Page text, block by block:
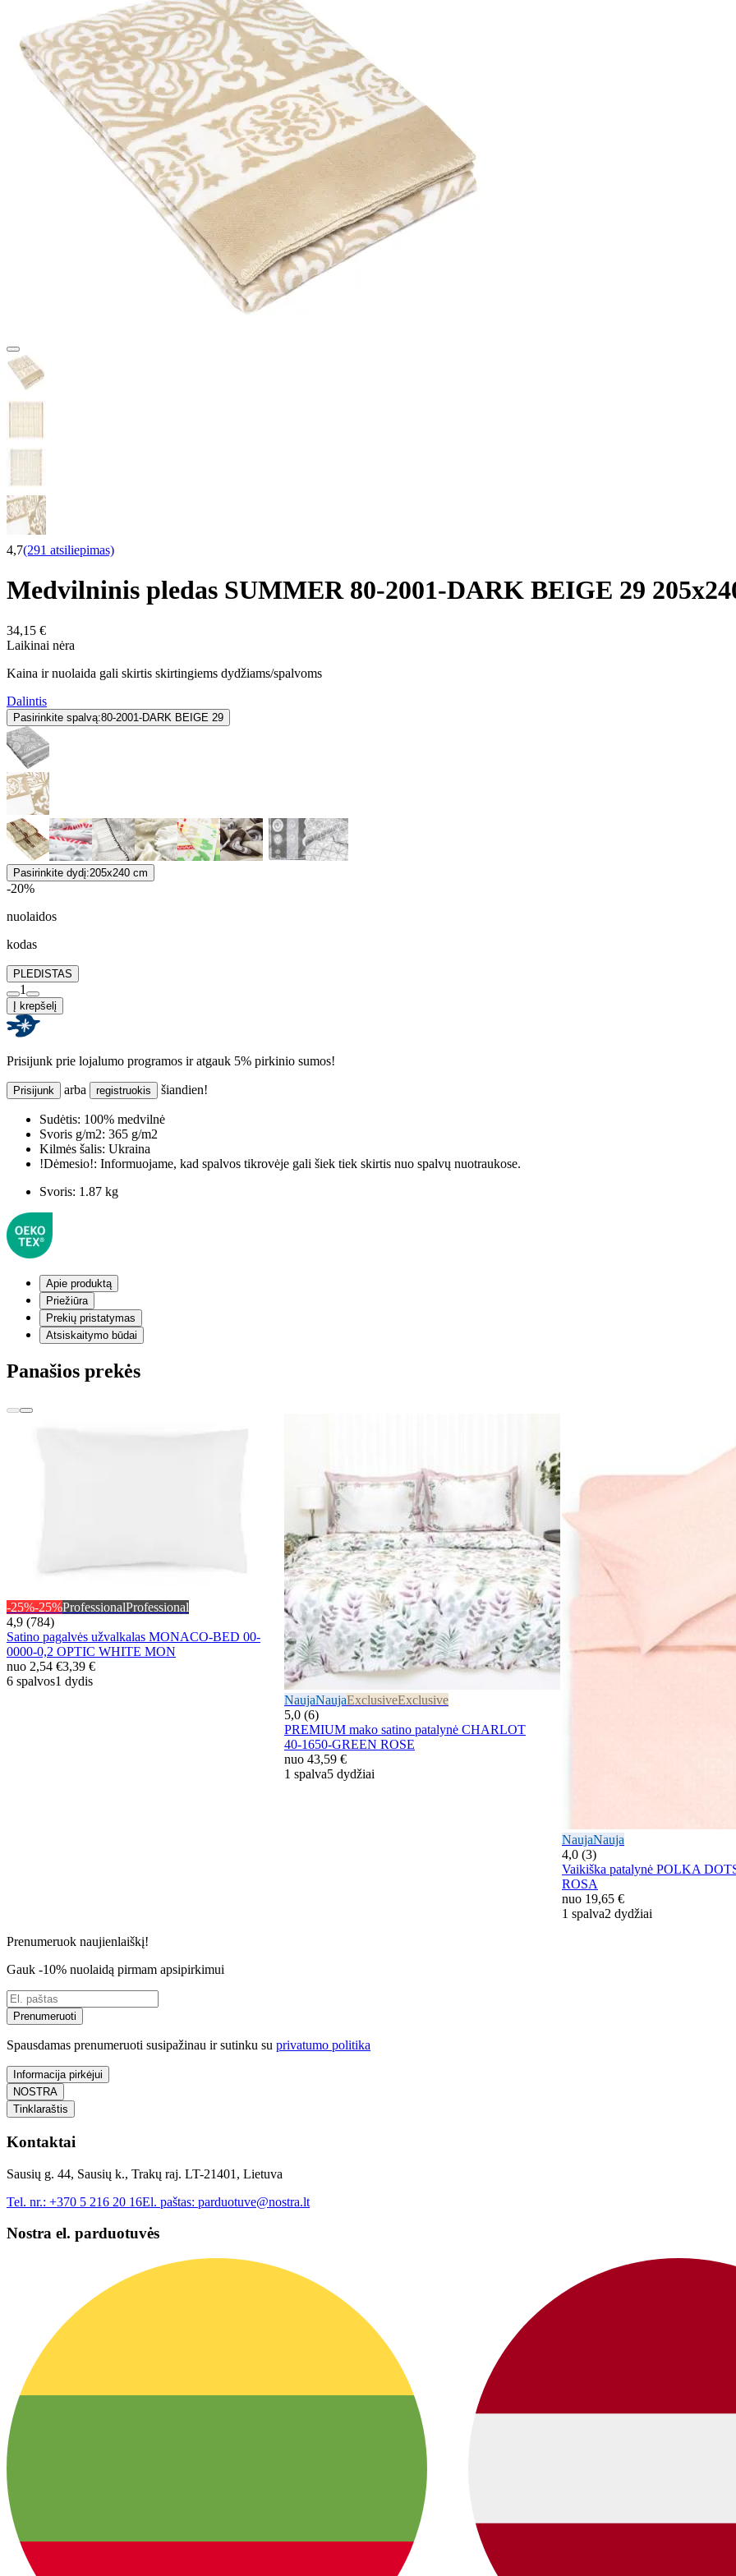
4,7(291 atsiliepimas)
Medvilninis pledas SUMMER 80-2001-DARK BEIGE 29
34,15 €
Laikinai nėra
Kaina ir nuolaida gali skirtis skirtingiems dydžiams/spalvoms
Dalintis
Pasirinkite spalvą:80-2001-DARK BEIGE 29
Pasirinkite dydį:205x240 cm
-20%
nuolaidos
kodas
PLEDISTAS
1
Į krepšelį
Prisijunk prie lojalumo programos ir atgauk 5% pirkinio sumos!
Prisijunk arba registruokis šiandien!
Sudėtis: 100% medvilnė
Svoris g/m2: 365 g/m2
Kilmės šalis: Ukraina
!Dėmesio!: Informuojame, kad spalvos tikrovėje gali šiek tiek skirtis nuo spalvų nuotraukose.
Svoris: 1.87 kg
Apie produktą
Priežiūra
Prekių pristatymas
Atsiskaitymo būdai
Panašios prekės
-25%-25%ProfessionalProfessional
4,9 (784)
Satino pagalvės užvalkalas MONACO-BED 00-
0000-0,2 OPTIC WHITE MON
nuo 2,54 €3,39 €
6 spalvos1 dydis
NaujaNaujaExclusiveExclusive
5,0 (6)
PREMIUM mako satino patalynė CHARLOT
40-1650-GREEN ROSE
nuo 43,59 €
1 spalva5 dydžiai
NaujaNauja
4,0 (3)
Vaikiška patalynė POLKA
ROSA
nuo 19,65 €
1 spalva2 dydžiai
Prenumeruok naujienlaiškį!
Gauk -10% nuolaidą pirmam apsipirkimui
Prenumeruoti
Spausdamas prenumeruoti susipažinau ir sutinku su privatumo politika
Informacija pirkėjui
NOSTRA
Tinklaraštis
Kontaktai
Sausių g. 44, Sausių k., Trakų raj. LT-21401, Lietuva
Tel. nr.: +370 5 216 20 16El. paštas: parduotuve@nostra.lt
Nostra el. parduotuvės